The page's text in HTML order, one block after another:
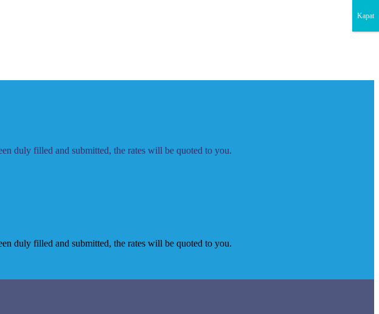
duly filled and submitted, the rates will be quoted to you.
duly filled and submitted, the rates will be quoted to you.
Kapat